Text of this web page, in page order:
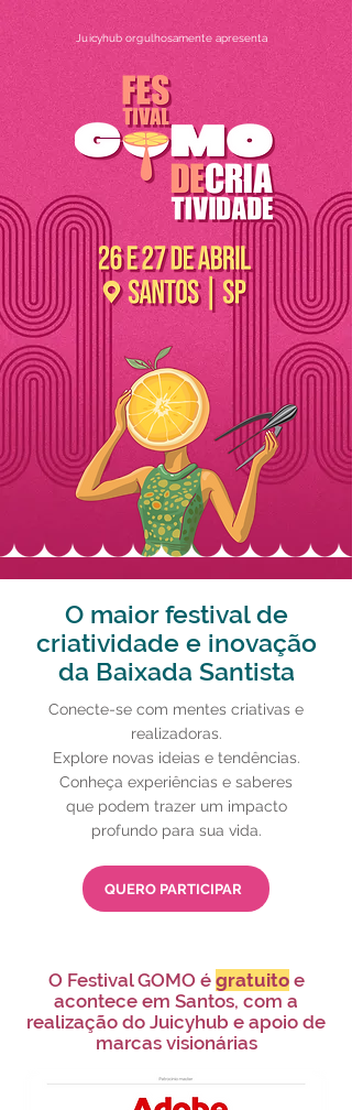
Juicyhub orgulhosamente apresenta
O maior festival de
criatividade e inovação
da Baixada Santista
Conecte-se com mentes criativas e
realizadoras.
Explore novas ideias e tendências.
Conheça experiências e saberes
que podem trazer um impacto
profundo para sua vida.
QUERO PARTICIPAR
O Festival GOMO é gratuitoe
acontece em Santos, com a
realização do Juicyhub e apoio de
marcas visionárias